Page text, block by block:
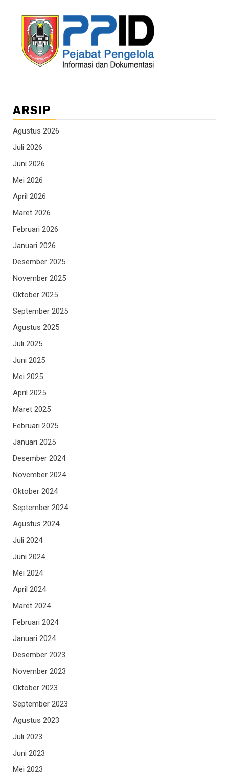
ARSIP
Agustus 2026
Juli 2026
Juni 2026
Mei 2026
April 2026
Maret 2026
Februari 2026
Januari 2026
Desember 2025
November 2025
Oktober 2025
September 2025
Agustus 2025
Juli 2025
Juni 2025
Mei 2025
April 2025
Maret 2025
Februari 2025
Januari 2025
Desember 2024
November 2024
Oktober 2024
September 2024
Agustus 2024
Juli 2024
Juni 2024
Mei 2024
April 2024
Maret 2024
Februari 2024
Januari 2024
Desember 2023
November 2023
Oktober 2023
September 2023
Agustus 2023
Juli 2023
Juni 2023
Mei 2023